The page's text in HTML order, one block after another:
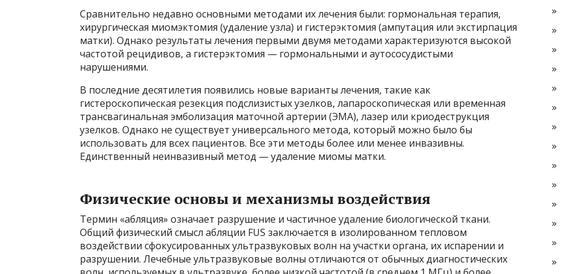
Сравнительно недавно основными методами их лечения были: гормональная терапия,
хирургическая миомэктомия (удаление узла) и гистерэктомия (ампутация или экстирпация
матки). Однако результаты лечения первыми двумя методами характеризуются высокой
частотой рецидивов, а гистерэктомия — гормональными и аутососудистыми
нарушениями.
В последние десятилетия появились новые варианты лечения, такие как
гистероскопическая резекция подслизистых узелков, лапароскопическая или временная
трансвагинальная эмболизация маточной артерии (ЭМА), лазер или криодеструкция
узелков. Однако не существует универсального метода, который можно было бы
использовать для всех пациентов. Все эти методы более или менее инвазивны.
Единственный неинвазивный метод — удаление миомы матки.
Физические основы и механизмы воздействия
Термин «абляция» означает разрушение и частичное удаление биологической ткани.
Общий физический смысл абляции FUS заключается в изолированном тепловом
воздействии сфокусированных ультразвуковых волн на участки органа, их испарении и
разрушении. Лечебные ультразвуковые волны отличаются от обычных диагностических